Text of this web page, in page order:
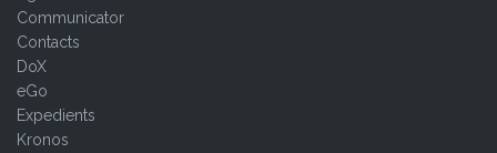
Communicator
Contacts
DoX
eGo
Expedients
Kronos